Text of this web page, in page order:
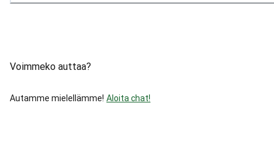
Voimmeko auttaa?
Autamme mielellämme! Aloita chat!